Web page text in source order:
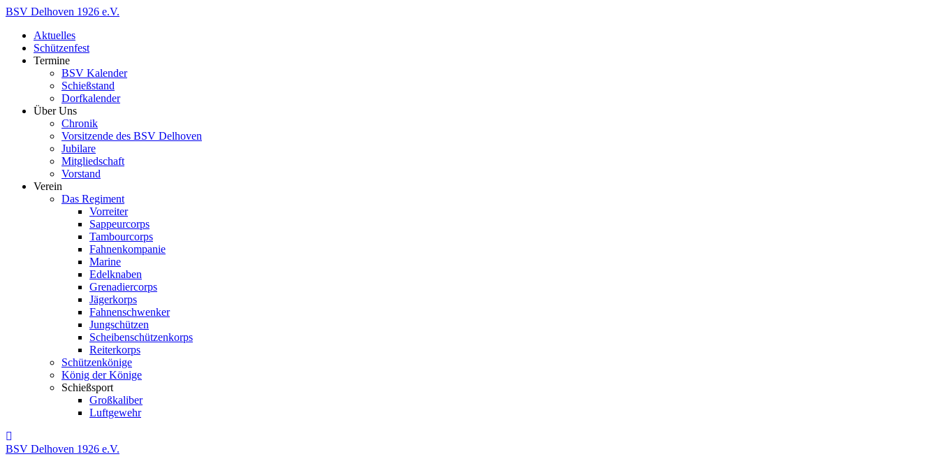
BSV Delhoven 1926 e.V.
Aktuelles
Schützenfest
Termine
BSV Kalender
Schießstand
Dorfkalender
Über Uns
Chronik
Vorsitzende des BSV Delhoven
Jubilare
Mitgliedschaft
Vorstand
Verein
Das Regiment
Vorreiter
Sappeurcorps
Tambourcorps
Fahnenkompanie
Marine
Edelknaben
Grenadiercorps
Jägerkorps
Fahnenschwenker
Jungschützen
Scheibenschützenkorps
Reiterkorps
Schützenkönige
König der Könige
Schießsport
Großkaliber
Luftgewehr
BSV Delhoven 1926 e.V.